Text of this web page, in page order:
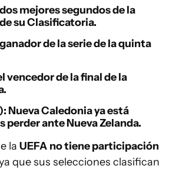
mejores segundos de la
su Clasificatoria.
de la serie de la quinta
vencedor de la final de la
: Nueva Caledonia ya está
perder ante Nueva Zelanda.
la UEFA no tiene participación
que sus selecciones clasifican